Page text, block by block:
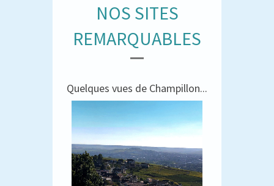
NOS SITES
REMARQUABLES
Quelques vues de Champillon...